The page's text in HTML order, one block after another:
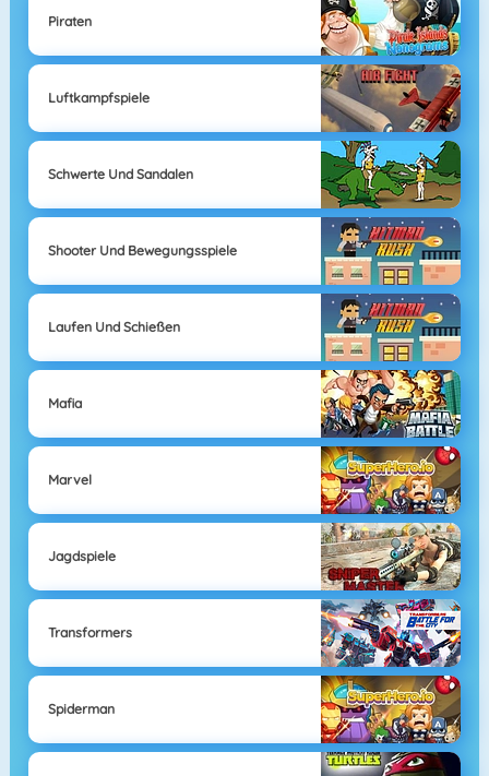
Piraten
Luftkampfspiele
Schwerte Und Sandalen
Shooter Und Bewegungsspiele
Laufen Und Schießen
Mafia
Marvel
Jagdspiele
Transformers
Spiderman